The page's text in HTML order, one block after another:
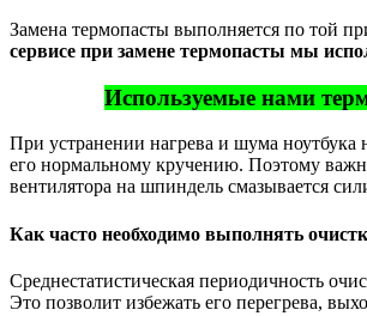
Замена термопасты выполняется по той
сервисе при замене термопасты мы
Используемые нами
При устранении нагрева и шума ноутбука
его нормальному кручению. Поэтому
вентилятора на шпиндель смазывается
Как часто необходимо выполнять
Среднестатистическая периодичность
Это позволит избежать его перегрева,